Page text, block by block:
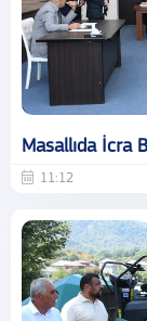
Masallıda İcra
11:12